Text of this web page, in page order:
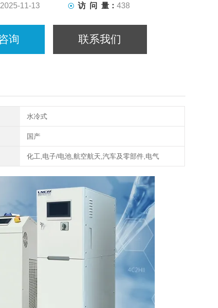
2025-11-13 访 问 量：438
询 联系我们
水冷式
国产
化工,电子/电池,航空航天,汽车及零部件,电气